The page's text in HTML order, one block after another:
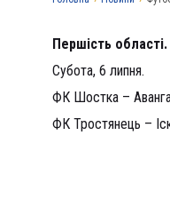
Першість
Субота, 6 липня.
ФК Шостка –
ФК Тростянець –